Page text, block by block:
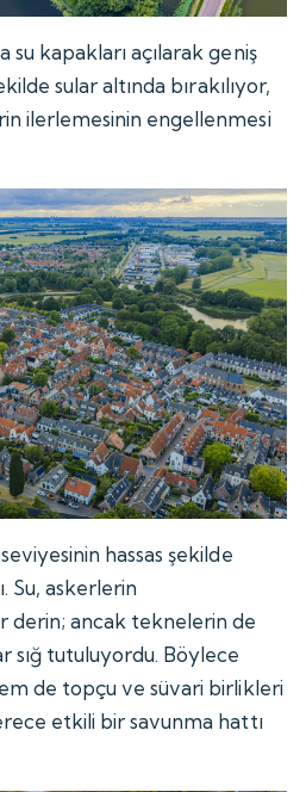
su kapakları açılarak geniş
sular altında bırakılıyor,
ilerlemesinin engellenmesi
seviyesinin hassas şekilde
Su, askerlerin
derin; ancak teknelerin de
sığ tutuluyordu. Böylece
de topçu ve süvari birlikleri
etkili bir savunma hattı